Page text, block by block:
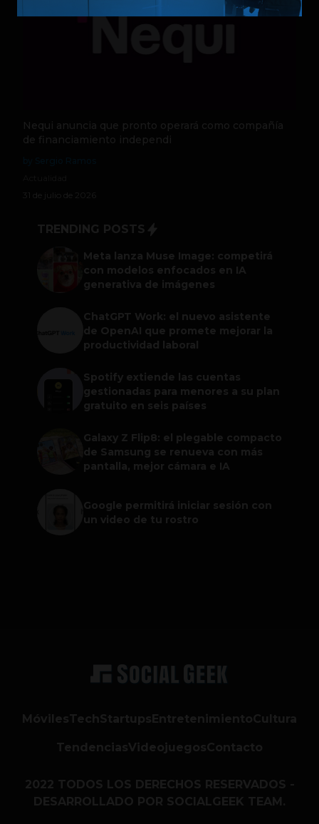
Nequi anuncia que pronto operará como compañía
de financiamiento independi
31 de julio de 2026
TRENDING POSTS
Meta lanza Muse Image: competirá
con modelos enfocados en IA
generativa de imágenes
ChatGPT Work: el nuevo asistente
de OpenAI que promete mejorar la
productividad laboral
Spotify extiende las cuentas
gestionadas para menores a su plan
gratuito en seis países
Galaxy Z Flip8: el plegable compacto
de Samsung se renueva con más
pantalla, mejor cámara e IA
Google permitirá iniciar sesión con
un video de tu rostro